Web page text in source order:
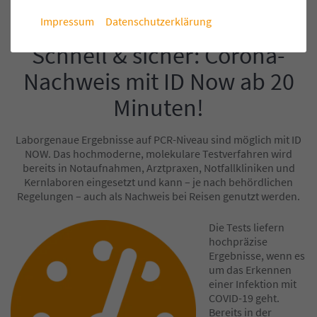
Einleitung
Schnell & sicher: Corona-
Nachweis mit ID Now ab 20
Minuten!
Laborgenaue Ergebnisse auf PCR-Niveau sind möglich mit ID
NOW. Das hochmoderne, molekulare Testverfahren wird
bereits in Notaufnahmen, Arztpraxen, Notfallkliniken und
Kernlaboren eingesetzt und kann – je nach behördlichen
Regelungen – auch als Nachweis bei Reisen genutzt werden.
Die Tests liefern
hochpräzise
Ergebnisse, wenn es
um das Erkennen
einer Infektion mit
COVID-19 geht.
Bereits in der
Impressum Datenschutzerklärung